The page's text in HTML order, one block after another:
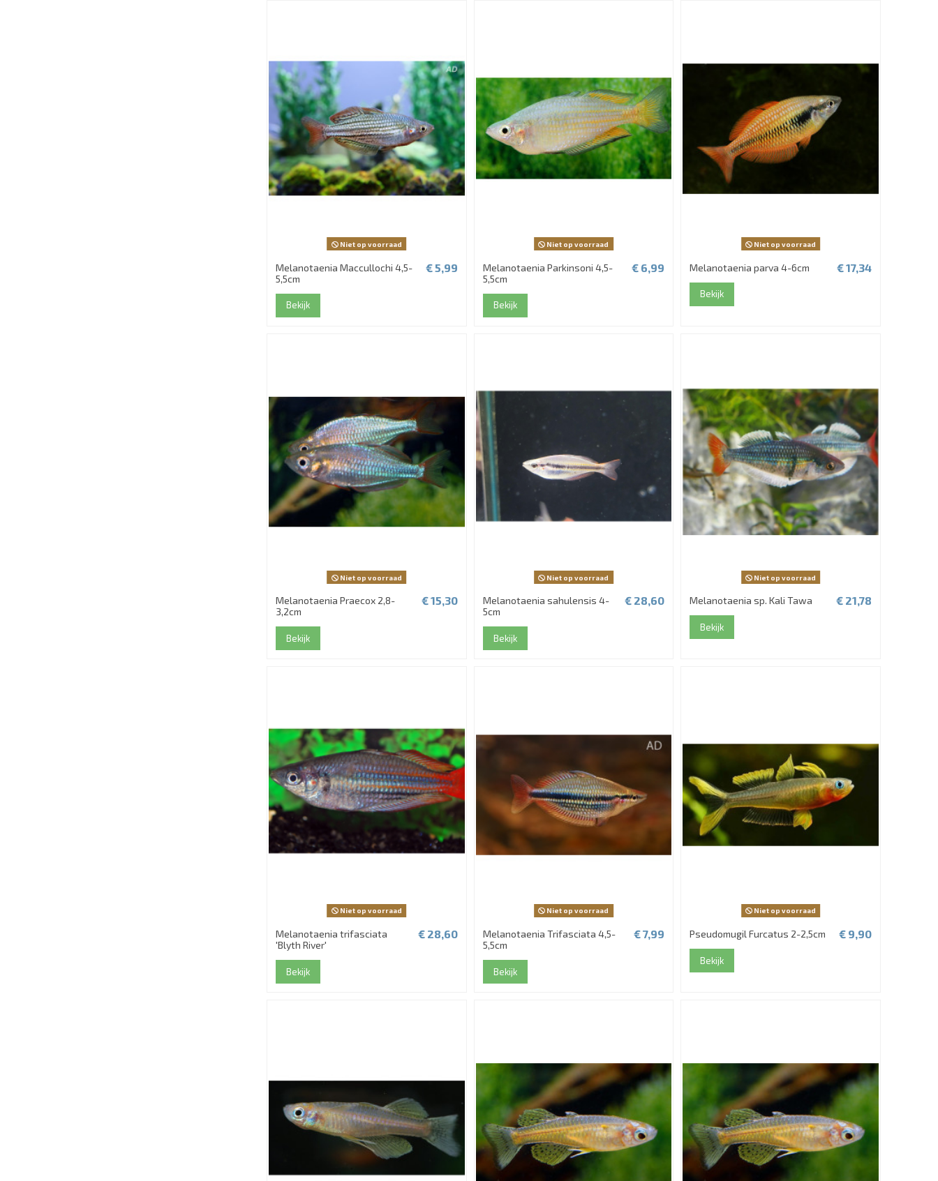
Niet op voorraad
Melanotaenia Maccullochi 4,5-
5,5cm
€ 5,99
Bekijk
Niet op voorraad
Melanotaenia Parkinsoni 4,5-
5,5cm
€ 6,99
Bekijk
Niet op voorraad
Melanotaenia parva 4-6cm € 17,34
Bekijk
Niet op voorraad
Melanotaenia Praecox 2,8-
3,2cm
€ 15,30
Bekijk
Niet op voorraad
Melanotaenia sahulensis 4-
5cm
€ 28,60
Bekijk
Niet op voorraad
Melanotaenia sp. Kali Tawa € 21,78
Bekijk
Niet op voorraad
Melanotaenia trifasciata
'Blyth River'
€ 28,60
Bekijk
Niet op voorraad
Melanotaenia Trifasciata 4,5-
5,5cm
€ 7,99
Bekijk
Niet op voorraad
Pseudomugil Furcatus 2-2,5cm € 9,90
Bekijk